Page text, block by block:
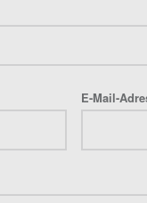
E-Mail-